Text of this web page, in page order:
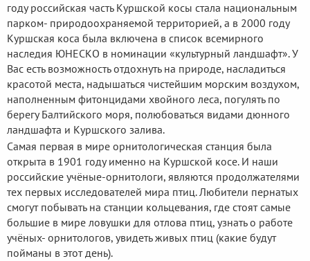
году российская часть Куршской косы стала национальным
парком- природоохраняемой территорией, а в 2000 году
Куршская коса была включена в список всемирного
наследия ЮНЕСКО в номинации «культурный ландшафт». У
Вас есть возможность отдохнуть на природе, насладиться
красотой места, надышаться чистейшим морским воздухом,
наполненным фитонцидами хвойного леса, погулять по
берегу Балтийского моря, полюбоваться видами дюнного
ландшафта и Куршского залива.
Самая первая в мире орнитологическая станция была
открыта в 1901 году именно на Куршской косе. И наши
российские учёные-орнитологи, являются продолжателями
тех первых исследователей мира птиц. Любители пернатых
смогут побывать на станции кольцевания, где стоят самые
большие в мире ловушки для отлова птиц, узнать о работе
учёных- орнитологов, увидеть живых птиц (какие будут
пойманы в этот день).